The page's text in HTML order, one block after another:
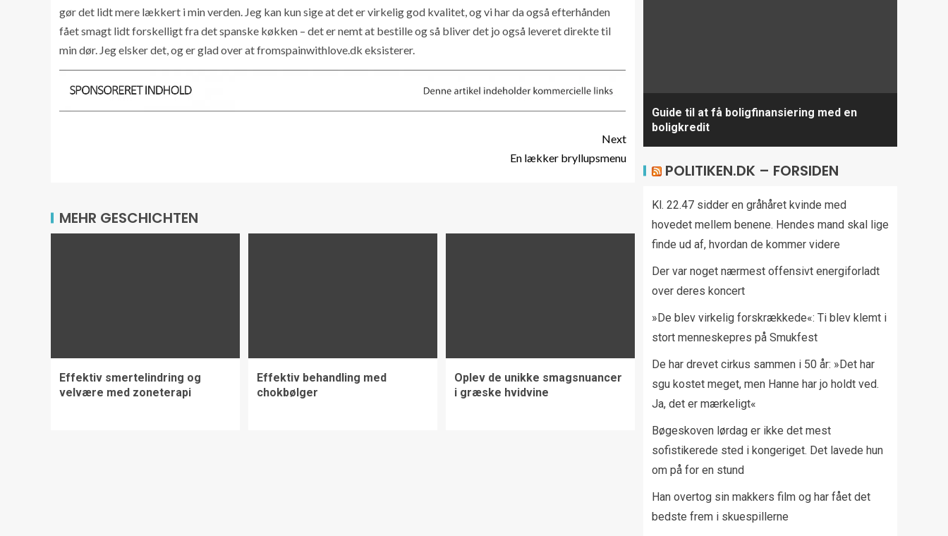
gør det lidt mere lækkert i min verden. Jeg kan kun sige at det er virkelig god kvalitet, og vi har da også efterhånden
fået smagt lidt forskelligt fra det spanske køkken – det er nemt at bestille og så bliver det jo også leveret direkte til
min dør. Jeg elsker det, og er glad over at fromspainwithlove.dk eksisterer.
Next
En lækker bryllupsmenu
MEHR GESCHICHTEN
Effektiv smertelindring og
velvære med zoneterapi
Effektiv behandling med
chokbølger
Oplev de unikke smagsnuancer
i græske hvidvine
Guide til at få boligfinansiering med en
boligkredit
POLITIKEN.DK – FORSIDEN
Kl. 22.47 sidder en gråhåret kvinde med
hovedet mellem benene. Hendes mand skal lige
finde ud af, hvordan de kommer videre
Der var noget nærmest offensivt energiforladt
over deres koncert
»De blev virkelig forskrækkede«: Ti blev klemt i
stort menneskepres på Smukfest
De har drevet cirkus sammen i 50 år: »Det har
sgu kostet meget, men Hanne har jo holdt ved.
Ja, det er mærkeligt«
Bøgeskoven lørdag er ikke det mest
sofistikerede sted i kongeriget. Det lavede hun
om på for en stund
Han overtog sin makkers film og har fået det
bedste frem i skuespillerne